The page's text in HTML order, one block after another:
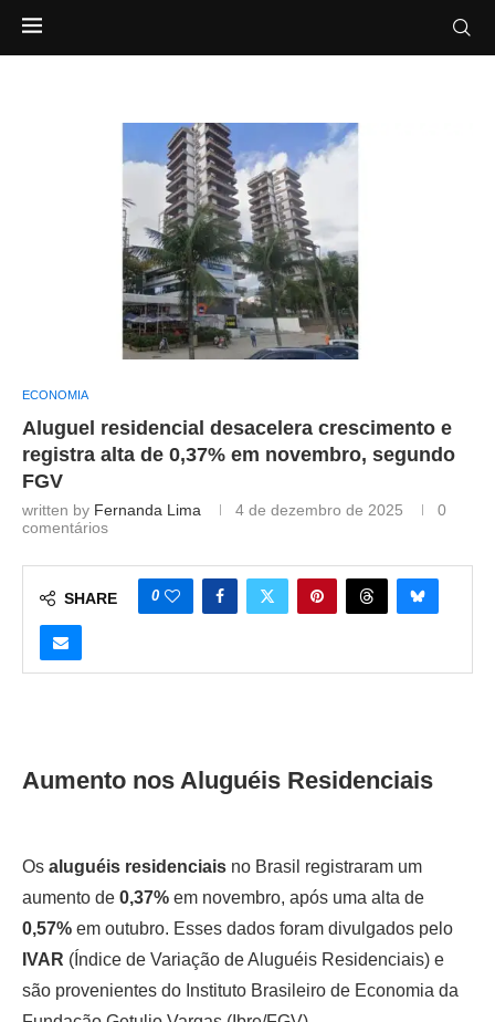
ECONOMIA
Aluguel residencial desacelera crescimento e
registra alta de 0,37% em novembro, segundo
FGV
written by Fernanda Lima 4 de dezembro de 2025
0
comentários
SHARE 0
Aumento nos Aluguéis Residenciais
Os aluguéis residenciais no Brasil registraram um
aumento de 0,37% em novembro, após uma alta de
0,57% em outubro. Esses dados foram divulgados pelo
IVAR (Índice de Variação de Aluguéis Residenciais) e
são provenientes do Instituto Brasileiro de Economia da